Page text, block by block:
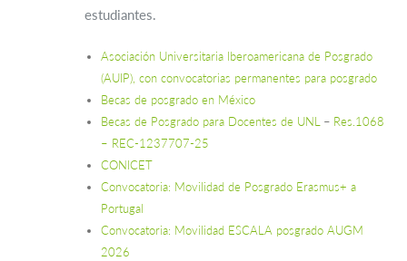
estudiantes.
Asociación Universitaria Iberoamericana de Posgrado
(AUIP), con convocatorias permanentes para posgrado
Becas de posgrado en México
Becas de Posgrado para Docentes de UNL – Res.1068
– REC-1237707-25
CONICET
Convocatoria: Movilidad de Posgrado Erasmus+ a
Portugal
Convocatoria: Movilidad ESCALA posgrado AUGM
2026